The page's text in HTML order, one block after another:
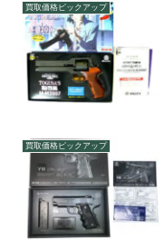
買取価格ピックアップ
買取価格ピックアップ